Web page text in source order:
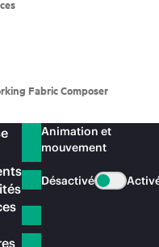
Fabric Composer
Animation et
mouvement
Désactivé